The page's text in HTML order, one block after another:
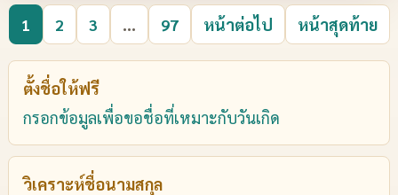
1 2 3 ... 97 หน้าต่อไป หน้าสุดท้าย
ตั้งชื่อให้ฟรี
กรอกข้อมูลเพื่อขอชื่อที่เหมาะกับวันเกิด
วิเคราะห์ชื่อนามสกุล